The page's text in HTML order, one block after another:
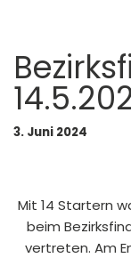
3. Juni 2024
Mit 14 Startern
beim
vertreten. Am